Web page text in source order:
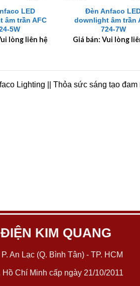
LED
âm trần AFC
5W
lòng liên hệ
Đèn Anfaco
downlight âm trần
724-7W
Giá bán: Vui lòng
Lighting || Thỏa sức sáng tạo
KIM QUANG
An Lạc (Q. Bình Tân) - TP. HCM
Chí Minh cấp ngày 21/10/2011